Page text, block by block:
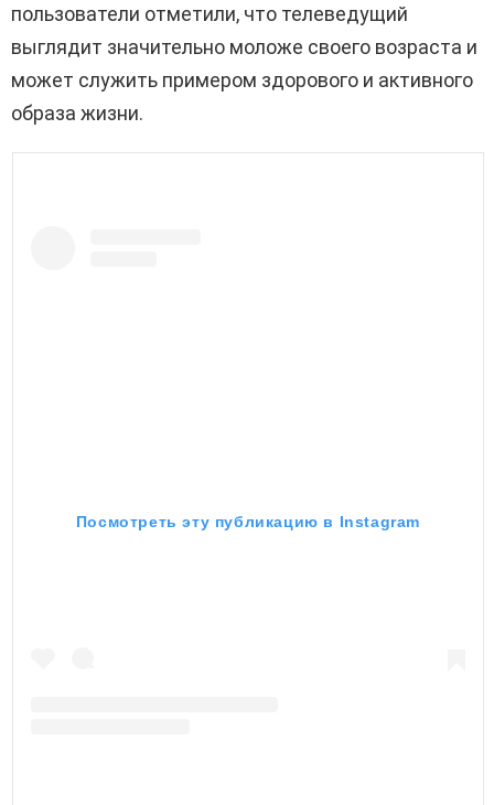
пользователи отметили, что телеведущий
выглядит значительно моложе своего возраста и
может служить примером здорового и активного
образа жизни.
Посмотреть эту публикацию в Instagram